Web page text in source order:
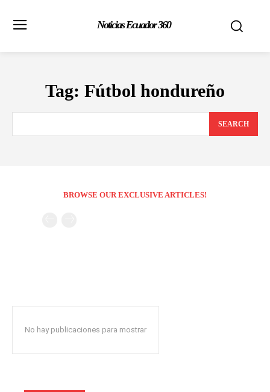
Noticias Ecuador 360
Tag: Fútbol hondureño
SEARCH
BROWSE OUR EXCLUSIVE ARTICLES!
No hay publicaciones para mostrar